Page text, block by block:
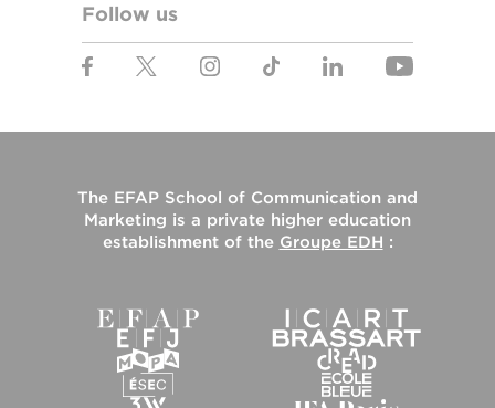
Follow us
The EFAP School of Communication and
Marketing is a private higher education
establishment of the Groupe EDH :